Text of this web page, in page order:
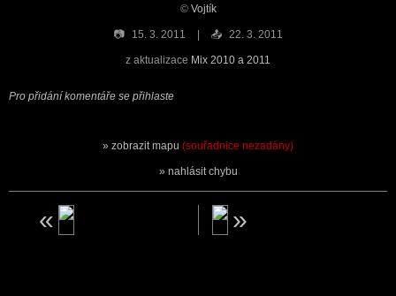
© Vojtík
📷 15. 3. 2011 📤 22. 3. 2011
z aktualizace Mix 2010 a 2011
Pro přidání komentáře se přihlaste
zobrazit mapu (souřadnice nezadány)
nahlásit chybu